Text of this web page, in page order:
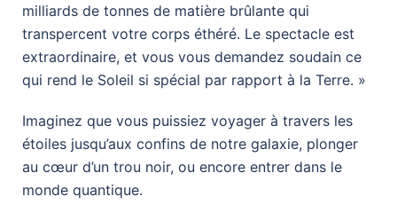
milliards de tonnes de matière brûlante qui
transpercent votre corps éthéré. Le spectacle est
extraordinaire, et vous vous demandez soudain ce
qui rend le Soleil si spécial par rapport à la Terre. »
Imaginez que vous puissiez voyager à travers les
étoiles jusqu’aux confins de notre galaxie, plonger
au cœur d’un trou noir, ou encore entrer dans le
monde quantique.